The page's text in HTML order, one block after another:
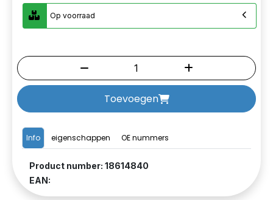
Info eigenschappen OE nummers
Product number: 18614840
EAN:
Op voorraad
Toevoegen